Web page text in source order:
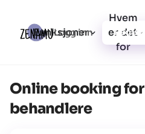
Funksjoner
Hvem
er det
for
Logg inn
Online booking
behandlere